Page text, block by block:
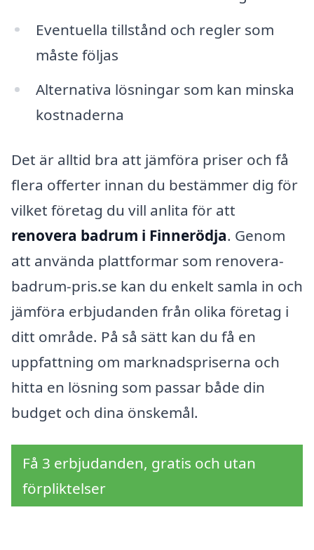
Eventuella tillstånd och regler som
måste följas
Alternativa lösningar som kan minska
kostnaderna
Det är alltid bra att jämföra priser och få
flera offerter innan du bestämmer dig för
vilket företag du vill anlita för att
renovera badrum i Finnerödja. Genom
att använda plattformar som renovera-
badrum-pris.se kan du enkelt samla in och
jämföra erbjudanden från olika företag i
ditt område. På så sätt kan du få en
uppfattning om marknadspriserna och
hitta en lösning som passar både din
budget och dina önskemål.
Få 3 erbjudanden, gratis och utan
förpliktelser